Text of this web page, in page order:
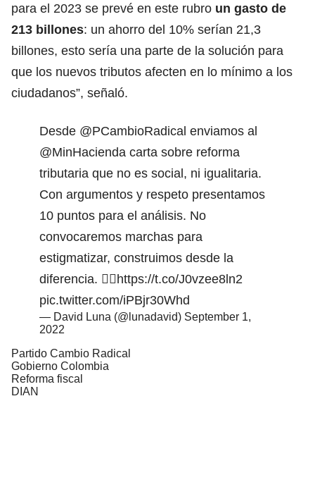
para el 2023 se prevé en este rubro un gasto de
213 billones: un ahorro del 10% serían 21,3
billones, esto sería una parte de la solución para
que los nuevos tributos afecten en lo mínimo a los
ciudadanos”, señaló.
Desde @PCambioRadical enviamos al
@MinHacienda carta sobre reforma
tributaria que no es social, ni igualitaria.
Con argumentos y respeto presentamos
10 puntos para el análisis. No
convocaremos marchas para
estigmatizar, construimos desde la
diferencia. 👉🏻https://t.co/J0vzee8ln2
pic.twitter.com/iPBjr30Whd
— David Luna (@lunadavid) September 1,
2022
Partido Cambio Radical
Gobierno Colombia
Reforma fiscal
DIAN